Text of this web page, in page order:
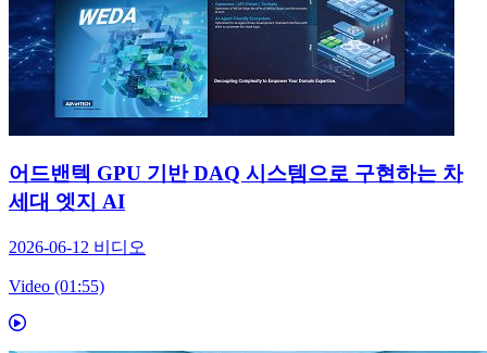
어드밴텍 GPU 기반 DAQ 시스템으로 구현하는 차
세대 엣지 AI
2026-06-12 비디오
Video (01:55)